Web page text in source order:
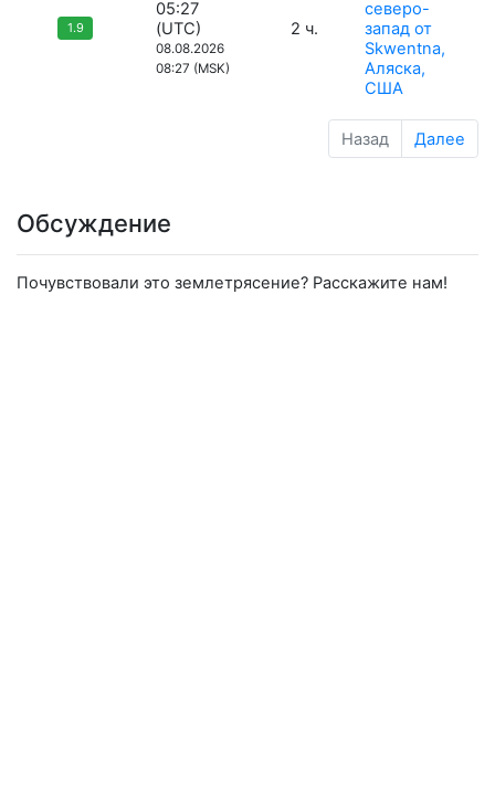
1.9
05:27
(UTC)
08.08.2026
08:27 (MSK)
2 ч.
северо-
запад от
Skwentna,
Аляска,
США
Назад Далее
Обсуждение
Почувствовали это землетрясение? Расскажите нам!